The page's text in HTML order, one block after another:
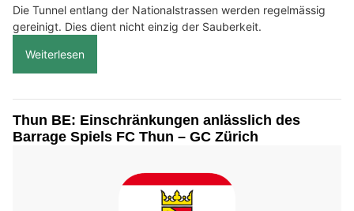
Die Tunnel entlang der Nationalstrassen werden regelmässig
gereinigt. Dies dient nicht einzig der Sauberkeit.
Weiterlesen
Thun BE: Einschränkungen anlässlich des
Barrage Spiels FC Thun – GC Zürich